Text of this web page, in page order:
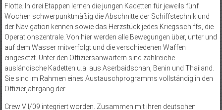
Flotte. In drei Etappen lernen die jungen Kadetten für jeweils fünf
Wochen schwerpunktmäßig die Abschnitte der Schiffstechnik und
der Navigation kennen sowie das Herzstück jedes Kriegsschiffs, die
Operationszentrale. Von hier werden alle Bewegungen über, unter und
auf dem Wasser mitverfolgt und die verschiedenen Waffen
eingesetzt. Unter den Offiziersanwärtern sind zahlreiche
ausländische Kadetten u.a. aus Aserbaidschan, Benin und Thailand.
Sie sind im Rahmen eines Austauschprogramms vollständig in den
Offizierjahrgang der
Crew VII/09 integriert worden. Zusammen mit ihren deutschen